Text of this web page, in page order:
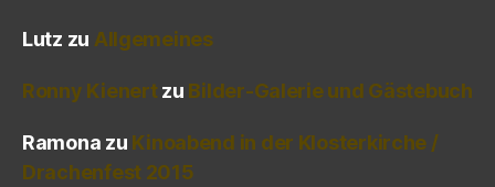
Lutz zu Allgemeines
Ronny Kienertzu Bilder-Galerie und Gästebuch
Ramona zu Kinoabend in der Klosterkirche /
Drachenfest 2015